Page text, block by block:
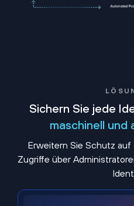
Sichern Sie jede
maschinell
Erweitern Sie Schutz auf
Zugriffe über